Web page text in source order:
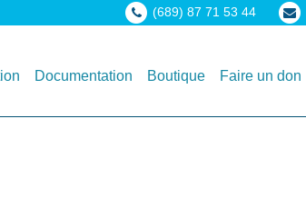
(689) 87 71 53 44
Documentation Boutique Faire un don